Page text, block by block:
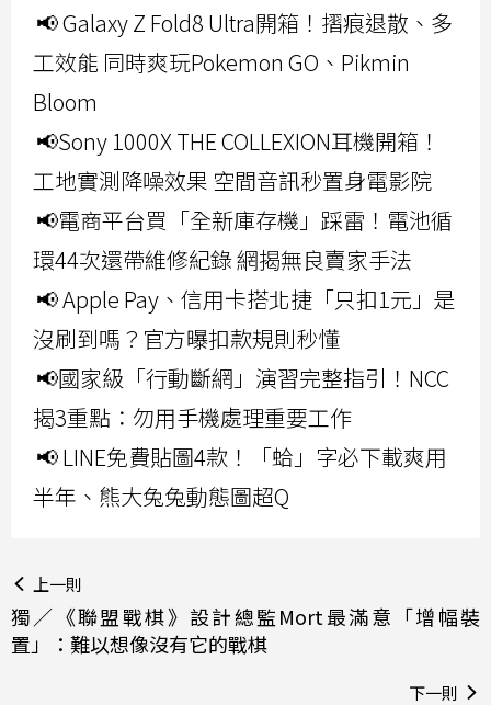
📢 Galaxy Z Fold8 Ultra開箱！摺痕退散、多
工效能 同時爽玩Pokemon GO、Pikmin
Bloom
📢Sony 1000X THE COLLEXION耳機開箱！
工地實測降噪效果 空間音訊秒置身電影院
📢電商平台買「全新庫存機」踩雷！電池循
環44次還帶維修紀錄 網揭無良賣家手法
📢 Apple Pay、信用卡搭北捷「只扣1元」是
沒刷到嗎？官方曝扣款規則秒懂
📢國家級「行動斷網」演習完整指引！NCC
揭3重點：勿用手機處理重要工作
📢 LINE免費貼圖4款！「蛤」字必下載爽用
半年、熊大兔兔動態圖超Q
上一則
獨／《聯盟戰棋》設計總監Mort最滿意「增幅裝
置」：難以想像沒有它的戰棋
下一則